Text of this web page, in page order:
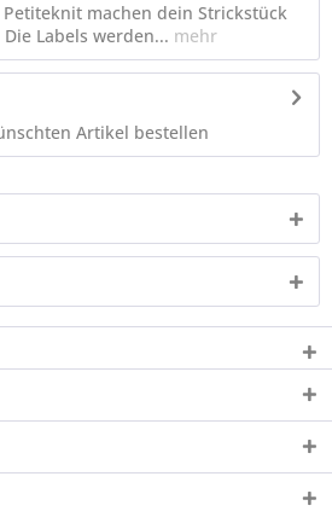
machen dein Strickstück
Labels werden... mehr
Artikel bestellen